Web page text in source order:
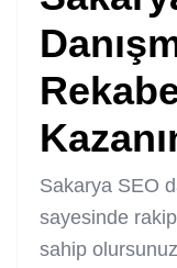
Sakarya SEO
sayesinde
sahip